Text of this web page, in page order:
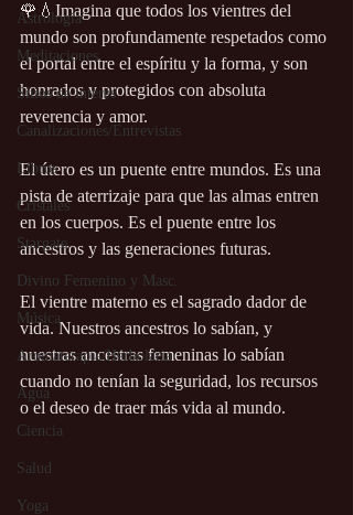
Astrología
Meditaciones
Sitios de interés
Canalizaciones/Entrevistas
Libros
Cristales
Stargate
Divino Femenino y Masc.
Música
Aromaterapia/Herbolaria
Agua
Ciencia
Salud
Yoga
🌹💧Imagina que todos los vientres del
mundo son profundamente respetados como
el portal entre el espíritu y la forma, y son
honrados y protegidos con absoluta
reverencia y amor.
El útero es un puente entre mundos. Es una
pista de aterrizaje para que las almas entren
en los cuerpos. Es el puente entre los
ancestros y las generaciones futuras.
El vientre materno es el sagrado dador de
vida. Nuestros ancestros lo sabían, y
nuestras ancestras femeninas lo sabían
cuando no tenían la seguridad, los recursos
o el deseo de traer más vida al mundo.